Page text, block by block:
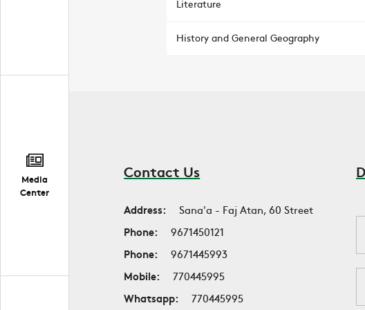
Media
Center
Literature
History and General Geography
Contact Us
Address:
Sana'a - Faj Atan, 60 Street
Phone:
9671450121
Phone:
9671445993
Mobile:
770445995
Whatsapp:
770445995